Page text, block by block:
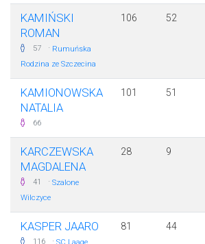
KAMIŃSKI
ROMAN
57 · Rumuńska
Rodzina ze Szczecina
106 52
KAMIONOWSKA
NATALIA
66
101 51
KARCZEWSKA
MAGDALENA
41 · Szalone
Wilczyce
28 9
KASPER JAARO
116 ·
81 44